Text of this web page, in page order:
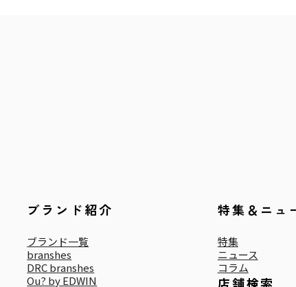
ブランド紹介
ブランド一覧
branshes
DRC branshes
Ou? by EDWIN
特集＆ニュ
特集
ニュース
コラム
店舗検索